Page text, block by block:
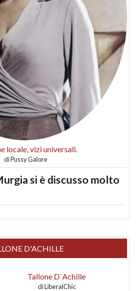
locale, vizi universali.
diPussy Galore
si è discusso molto
D'ACHILLE
Tallone D`Achille
diLiberalChic